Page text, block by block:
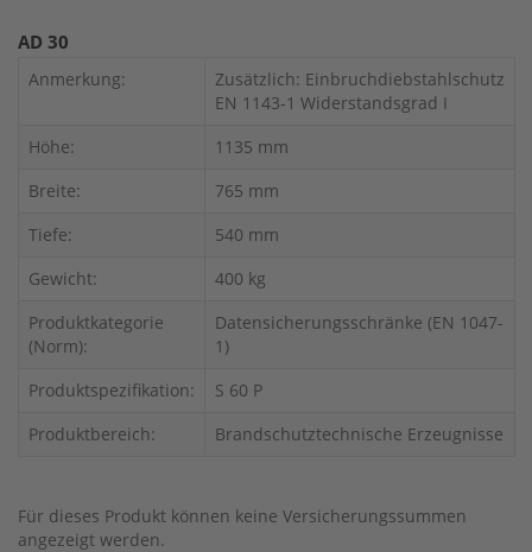
AD 30
Anmerkung:
Zusätzlich: Einbruchdiebstahlschutz
EN 1143-1 Widerstandsgrad I
Höhe:
1135 mm
Breite:
765 mm
Tiefe:
540 mm
Gewicht:
400 kg
Produktkategorie
(Norm):
Datensicherungsschränke (EN 1047-
1)
Produktspezifikation:
S 60 P
Produktbereich:
Brandschutztechnische Erzeugnisse
Für dieses Produkt können keine Versicherungssummen
angezeigt werden.